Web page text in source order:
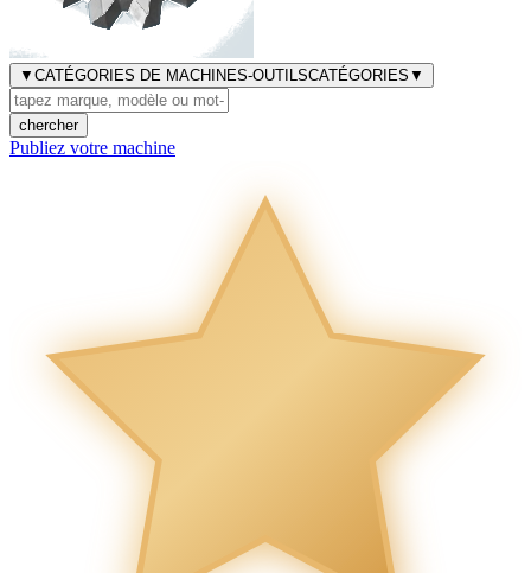
▼ CATÉGORIES DE MACHINES-OUTILSCATÉGORIES ▼
chercher
Publiez votre machine